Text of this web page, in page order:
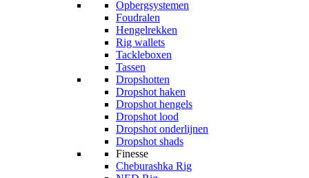
Opbergsystemen
Foudralen
Hengelrekken
Rig wallets
Tackleboxen
Tassen
Dropshotten
Dropshot haken
Dropshot hengels
Dropshot lood
Dropshot onderlijnen
Dropshot shads
Finesse
Cheburashka Rig